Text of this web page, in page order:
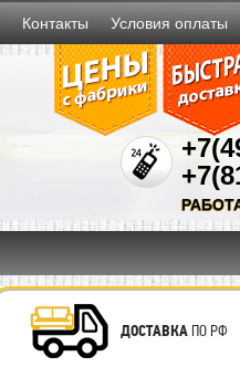
Контакты Условия оплаты
ДОСТАВКАПО РФ